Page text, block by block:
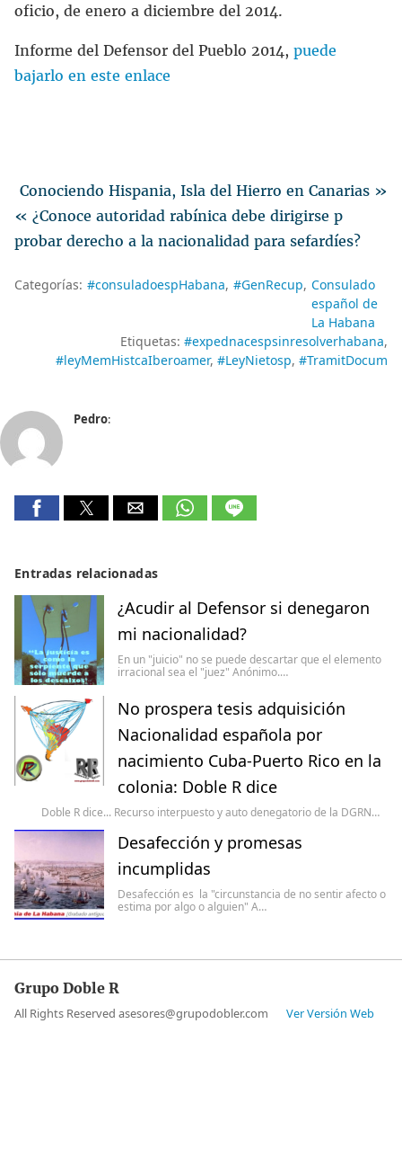
oficio, de enero a diciembre del 2014.
Informe del Defensor del Pueblo 2014, puede
bajarlo en este enlace
Conociendo Hispania, Isla del Hierro en Canarias »
« ¿Conoce autoridad rabínica debe dirigirse p
probar derecho a la nacionalidad para sefardíes?
Categorías: #consuladoespHabana #GenRecup Consulado
español de
La Habana
Etiquetas: #expednacespsinresolverhabana
#leyMemHistcaIberoamer #LeyNietosp #TramitDocum
Pedro:
Entradas relacionadas
¿Acudir al Defensor si denegaron
mi nacionalidad?
En un "juicio" no se puede descartar que el elemento
irracional sea el "juez" Anónimo.…
No prospera tesis adquisición
Nacionalidad española por
nacimiento Cuba-Puerto Rico en la
colonia: Doble R dice
Doble R dice... Recurso interpuesto y auto denegatorio de la DGRN…
Desafección y promesas
incumplidas
Desafección es la "circunstancia de no sentir afecto o
estima por algo o alguien" A…
Grupo Doble R
All Rights Reserved asesores@grupodobler.com Ver Versión Web